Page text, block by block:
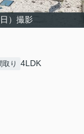
）撮影
取り 4LDK